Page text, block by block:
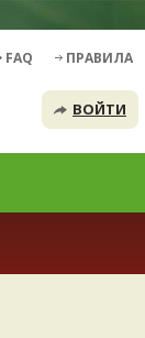
FAQ ПРАВИЛА
ВОЙТИ